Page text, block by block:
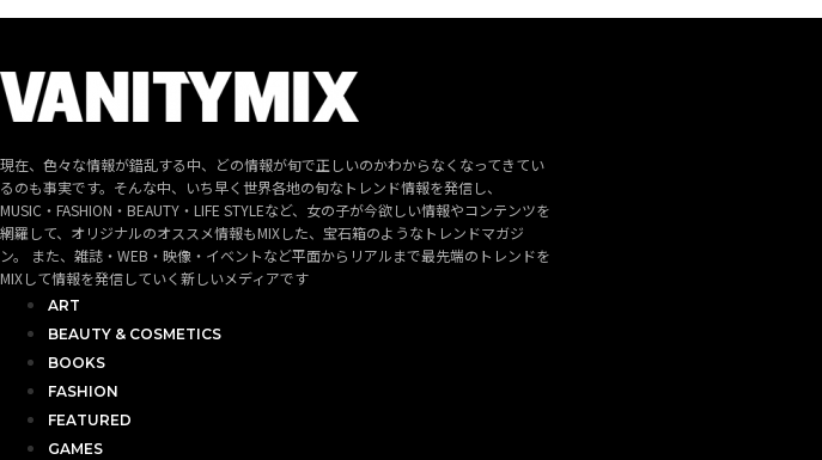
現在、色々な情報が錯乱する中、どの情報が旬で正しいのかわからなくなってきてい
るのも事実です。そんな中、いち早く世界各地の旬なトレンド情報を発信し、
MUSIC・FASHION・BEAUTY・LIFE STYLEなど、女の子が今欲しい情報やコンテンツを
網羅して、オリジナルのオススメ情報もMIXした、宝石箱のようなトレンドマガジ
ン。 また、雑誌・WEB・映像・イベントなど平面からリアルまで最先端のトレンドを
MIXして情報を発信していく新しいメディアです
ART
BEAUTY & COSMETICS
BOOKS
FASHION
FEATURED
GAMES